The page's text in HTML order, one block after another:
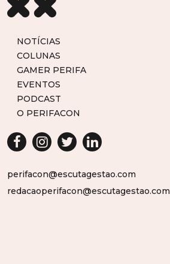
NOTÍCIAS
COLUNAS
GAMER PERIFA
EVENTOS
PODCAST
O PERIFACON
perifacon@escutagestao.com
redacaoperifacon@escutagestao.com